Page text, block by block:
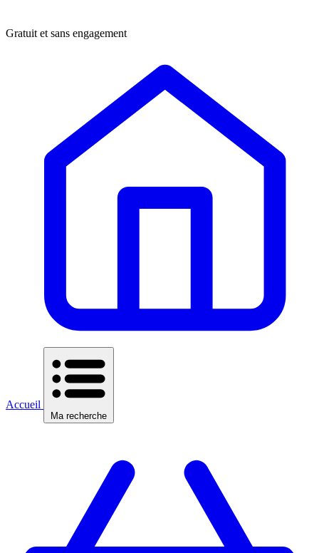
Gratuit et sans engagement
Accueil
Ma recherche